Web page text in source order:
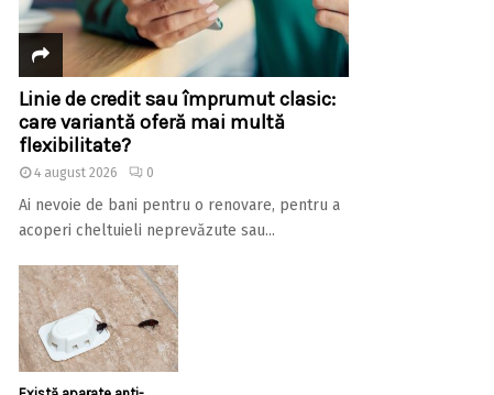
Linie de credit sau împrumut clasic:
care variantă oferă mai multă
flexibilitate?
4 august 2026 0
Ai nevoie de bani pentru o renovare, pentru a
acoperi cheltuieli neprevăzute sau...